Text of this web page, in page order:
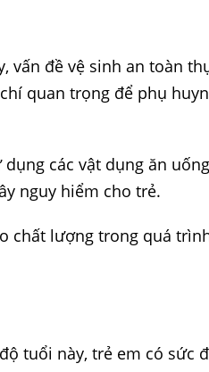
vấn đề vệ sinh an toàn
quan trọng để phụ
các vật dụng ăn
nguy hiểm cho trẻ.
chất lượng trong quá
tuổi này, trẻ em có sức